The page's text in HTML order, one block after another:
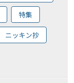
特集
ニッキン抄